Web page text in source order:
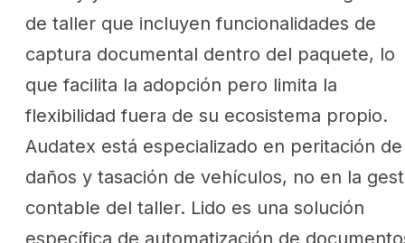
de taller que incluyen funcionalidades de
captura documental dentro del paquete, lo
que facilita la adopción pero limita la
flexibilidad fuera de su ecosistema propio.
Audatex está especializado en peritación de
daños y tasación de vehículos, no en la
contable del taller. Lido es una solución
específica de automatización de